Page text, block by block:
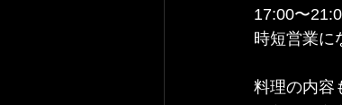
17:00〜
時短営業に
料理の内容